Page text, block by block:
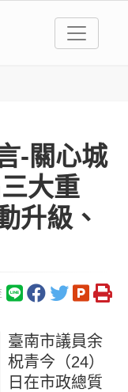
-關心城
大重
升級、
臺南市議員余
柷青今（24）
日在市政總質